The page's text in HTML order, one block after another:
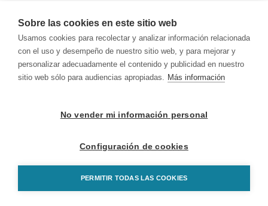
Sobre las cookies en este sitio web
Usamos cookies para recolectar y analizar información relacionada
con el uso y desempeño de nuestro sitio web, y para mejorar y
personalizar adecuadamente el contenido y publicidad en nuestro
sitio web sólo para audiencias apropiadas. Más información
No vender mi información personal
Configuración de cookies
PERMITIR TODAS LAS COOKIES